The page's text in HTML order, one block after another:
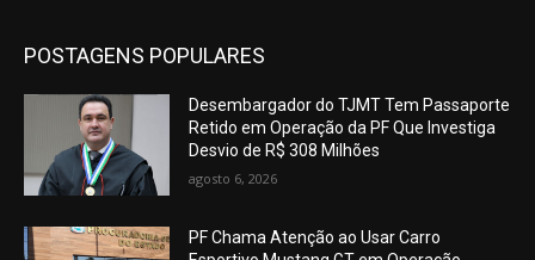
POSTAGENS POPULARES
Desembargador do TJMT Tem Passaporte
Retido em Operação da PF Que Investiga
Desvio de R$ 308 Milhões
agosto 6, 2026
PF Chama Atenção ao Usar Carro